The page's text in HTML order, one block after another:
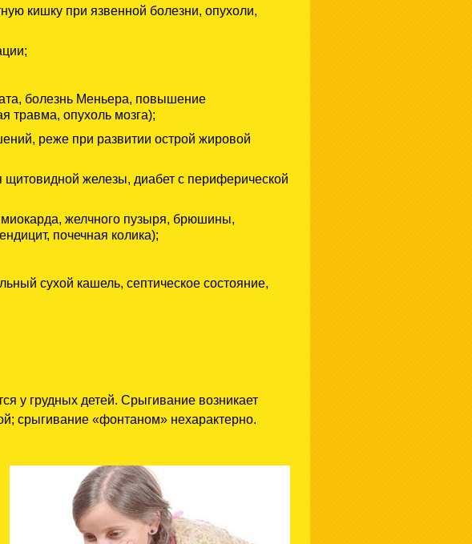
кишку при язвенной болезни, опухоли,
болезнь Меньера, повышение
травма, опухоль мозга);
реже при развитии острой жировой
железы, диабет с периферической
желчного пузыря, брюшины,
почечная колика);
сухой кашель, септическое состояние,
у грудных детей. Срыгивание возникает
срыгивание «фонтаном» нехарактерно.